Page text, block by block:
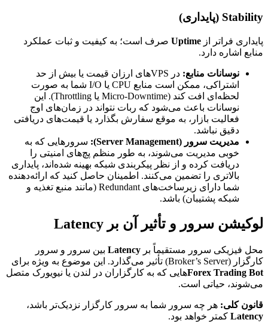
Stability (پایداری)
پایداری فراتر از Uptime صرف است؛ به کیفیت و ثبات عملکرد
منابع اشاره دارد.
نوسانات منابع:
در VPSهای ارزان قیمت یا بیش از حد
اشتراکی، ممکن است منابع CPU یا I/O شما به صورت
لحظه‌ای افت کند (Micro-Downtime یا Throttling). این
نوسانات باعث می‌شود که ربات نتواند در زمان‌های اوج
فعالیت بازار، به موقع سفارش بگذارد یا قیمت‌های دریافتی
دقیق نباشد.
مدیریت سرور (Server Management):
سرورهایی که به
خوبی مدیریت می‌شوند، به طور منظم پچ‌های امنیتی را
دریافت کرده و از نظر پیکربندی شبکه بهینه شده‌اند، پایداری
بالاتری را تضمین می‌کنند. اطمینان حاصل کنید که ارائه‌دهنده
شما دارای زیرساخت‌های Redundant (مانند منبع تغذیه و
شبکه پشتیبان) باشد.
لوکیشن سرور و تأثیر آن بر Latency
محل فیزیکی سرور مستقیماً بر Latency بین سرور و سرور
کارگزار (Broker’s Server) تأثیر می‌گذارد. این موضوع به ویژه برای
Forex Trading Botهایی که به کارگزاران در لندن یا نیویورک متصل
می‌شوند، حیاتی است.
قانون کلی: هر چه سرور شما به سرور کارگزار نزدیک‌تر باشد،
Latency کمتر خواهد بود.